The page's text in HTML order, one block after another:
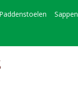
Paddenstoelen Sappen